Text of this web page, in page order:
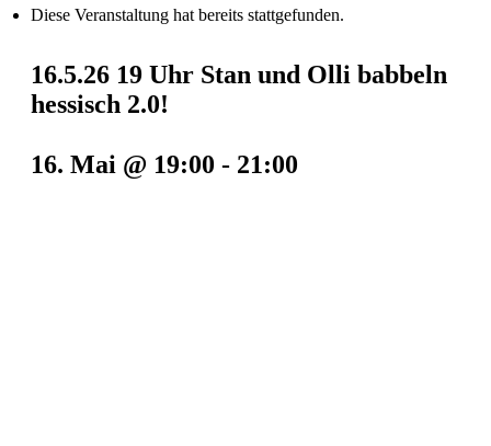
Diese Veranstaltung hat bereits stattgefunden.
16.5.26 19 Uhr Stan und Olli babbeln
hessisch 2.0!
16. Mai @ 19:00 - 21:00